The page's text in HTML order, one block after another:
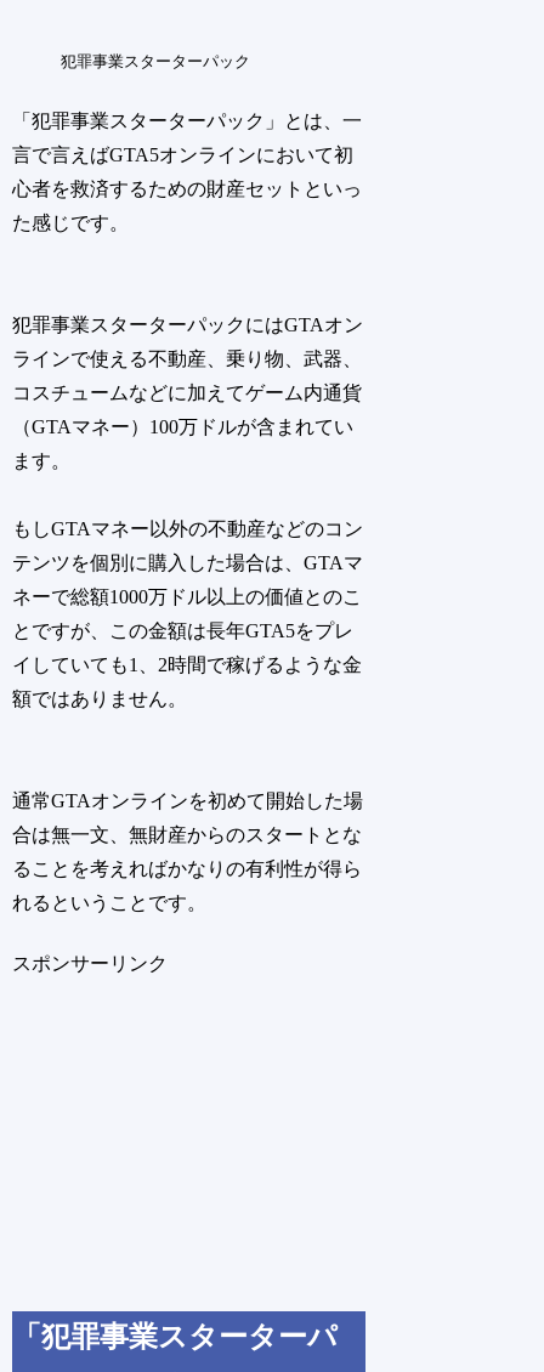
犯罪事業スターターパック
「犯罪事業スターターパック」とは、一
言で言えばGTA5オンラインにおいて初
心者を救済するための財産セットといっ
た感じです。
犯罪事業スターターパックにはGTAオン
ラインで使える不動産、乗り物、武器、
コスチュームなどに加えてゲーム内通貨
（GTAマネー）100万ドルが含まれてい
ます。
もしGTAマネー以外の不動産などのコン
テンツを個別に購入した場合は、GTAマ
ネーで総額1000万ドル以上の価値とのこ
とですが、この金額は長年GTA5をプレ
イしていても1、2時間で稼げるような金
額ではありません。
通常GTAオンラインを初めて開始した場
合は無一文、無財産からのスタートとな
ることを考えればかなりの有利性が得ら
れるということです。
スポンサーリンク
「犯罪事業スターターパ